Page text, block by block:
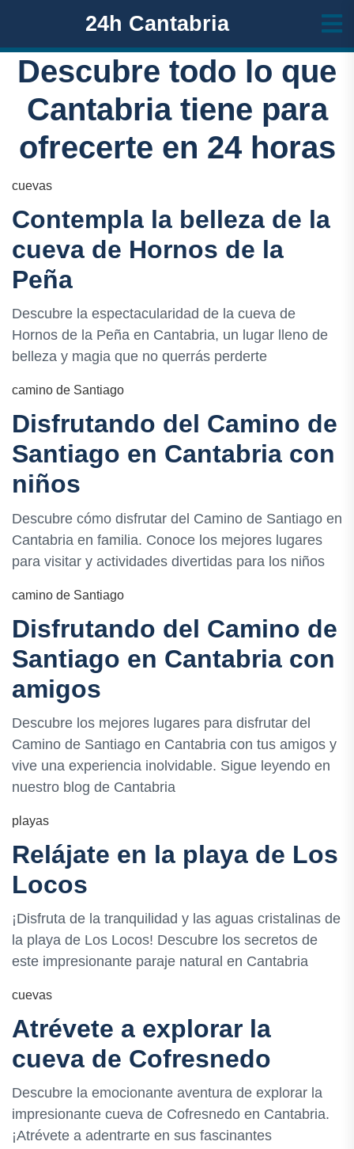
24h Cantabria
Descubre todo lo que
Cantabria tiene para
ofrecerte en 24 horas
cuevas
Contempla la belleza de la
cueva de Hornos de la
Peña
Descubre la espectacularidad de la cueva de
Hornos de la Peña en Cantabria, un lugar lleno de
belleza y magia que no querrás perderte
camino de Santiago
Disfrutando del Camino de
Santiago en Cantabria con
niños
Descubre cómo disfrutar del Camino de Santiago en
Cantabria en familia. Conoce los mejores lugares
para visitar y actividades divertidas para los niños
camino de Santiago
Disfrutando del Camino de
Santiago en Cantabria con
amigos
Descubre los mejores lugares para disfrutar del
Camino de Santiago en Cantabria con tus amigos y
vive una experiencia inolvidable. Sigue leyendo en
nuestro blog de Cantabria
playas
Relájate en la playa de Los
Locos
¡Disfruta de la tranquilidad y las aguas cristalinas de
la playa de Los Locos! Descubre los secretos de
este impresionante paraje natural en Cantabria
cuevas
Atrévete a explorar la
cueva de Cofresnedo
Descubre la emocionante aventura de explorar la
impresionante cueva de Cofresnedo en Cantabria.
¡Atrévete a adentrarte en sus fascinantes